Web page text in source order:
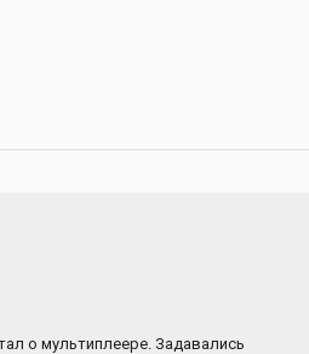
о мультиплеере. Задавались